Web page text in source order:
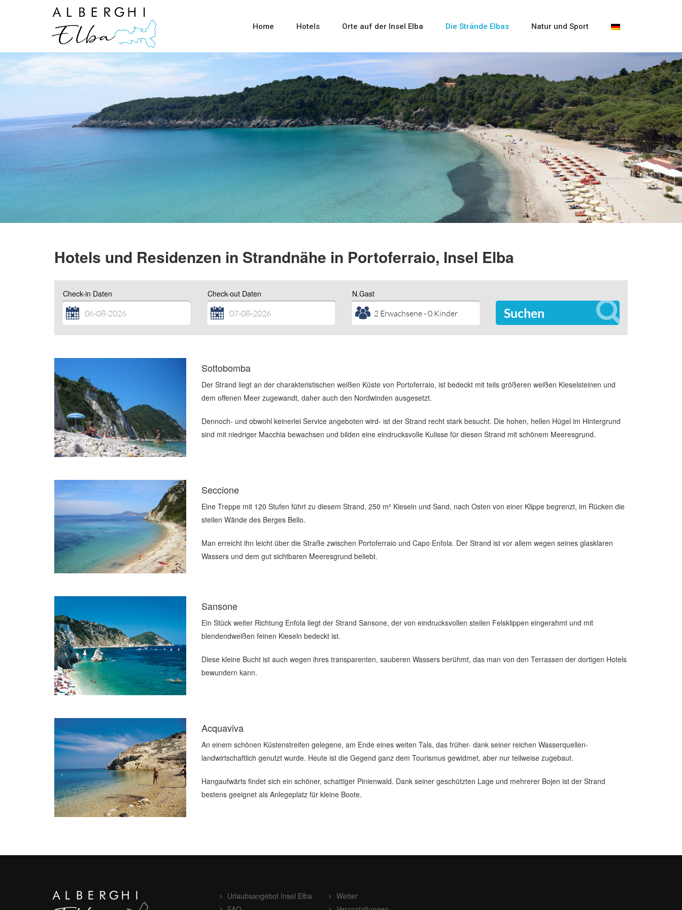
Home Hotels Orte auf der Insel Elba Die Strände Elbas Natur und Sport
Hotels und Residenzen in Strandnähe in Portoferraio, Insel Elba
Check-in Daten Check-out Daten N.Gast
Suchen
Sottobomba
Der Strand liegt an der charakteristischen weißen Küste von Portoferraio, ist bedeckt mit teils größeren weißen Kieselsteinen und
dem offenen Meer zugewandt, daher auch den Nordwinden ausgesetzt.
Dennoch- und obwohl keinerlei Service angeboten wird- ist der Strand recht stark besucht. Die hohen, hellen Hügel im Hintergrund
sind mit niedriger Macchia bewachsen und bilden eine eindrucksvolle Kulisse für diesen Strand mit schönem Meeresgrund.
Seccione
Eine Treppe mit 120 Stufen führt zu diesem Strand, 250 m² Kieseln und Sand, nach Osten von einer Klippe begrenzt, im Rücken die
steilen Wände des Berges Bello.
Man erreicht ihn leicht über die Straße zwischen Portoferraio und Capo Enfola. Der Strand ist vor allem wegen seines glasklaren
Wassers und dem gut sichtbaren Meeresgrund beliebt.
Sansone
Ein Stück weiter Richtung Enfola liegt der Strand Sansone, der von eindrucksvollen steilen Felsklippen eingerahmt und mit
blendendweißen feinen Kieseln bedeckt ist.
Diese kleine Bucht ist auch wegen ihres transparenten, sauberen Wassers berühmt, das man von den Terrassen der dortigen Hotels
bewundern kann.
Acquaviva
An einem schönen Küstenstreifen gelegene, am Ende eines weiten Tals, das früher- dank seiner reichen Wasserquellen-
landwirtschaftlich genutzt wurde. Heute ist die Gegend ganz dem Tourismus gewidmet, aber nur teilweise zugebaut.
Hangaufwärts findet sich ein schöner, schattiger Pinienwald. Dank seiner geschützten Lage und mehrerer Bojen ist der Strand
bestens geeignet als Anlegeplatz für kleine Boote.
Urlaubsangebot Insel Elba
Wetter